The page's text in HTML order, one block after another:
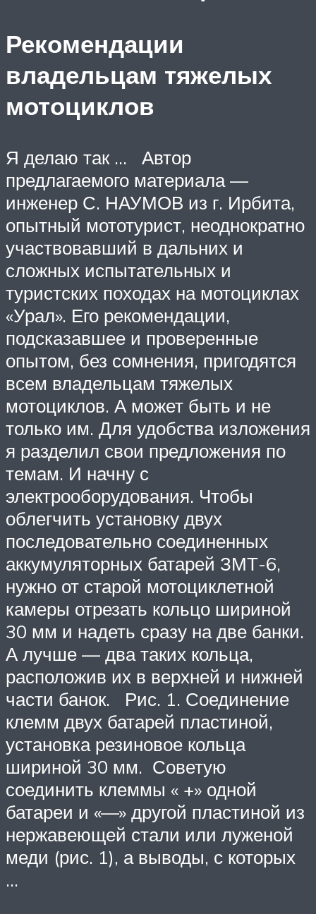
Рекомендации
владельцам тяжелых
мотоциклов
Я делаю так … Автор
предлагаемого материала —
инженер С. НАУМОВ из г. Ирбита,
опытный мототурист, неоднократно
участвовавший в дальних и
сложных испытательных и
туристских походах на мотоциклах
«Урал». Его рекомендации,
подсказавшее и проверенные
опытом, без сомнения, пригодятся
всем владельцам тяжелых
мотоциклов. А может быть и не
только им. Для удобства изложения
я разделил свои предложения по
темам. И начну с
электрооборудования. Чтобы
облегчить установку двух
последовательно соединенных
аккумуляторных батарей ЗМТ-6,
нужно от старой мотоциклетной
камеры отрезать кольцо шириной
30 мм и надеть сразу на две банки.
А лучше — два таких кольца,
расположив их в верхней и нижней
части банок. Рис. 1. Соединение
клемм двух батарей пластиной,
установка резиновое кольца
шириной 30 мм. Советую
соединить клеммы « +» одной
батареи и «—» другой пластиной из
нержавеющей стали или луженой
меди (рис. 1), а выводы, с которых
…